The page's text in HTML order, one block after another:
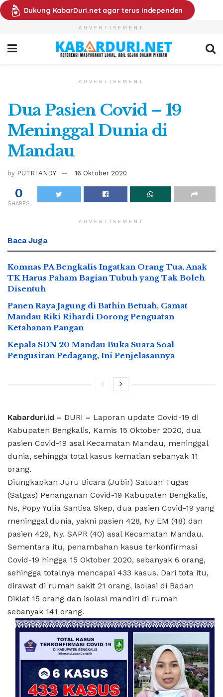
Dukung KabarDuri.net agar terus independen
ADVERTISEMENT
ADVERTISEMENT
Dua Pasien Covid – 19
Meninggal Dunia di
Mandau
by PUTRI ANDY 16 Oktober 2020
0
SHARES
ADVERTISEMENT
Baca Juga
Komnas PA Bengkalis Ingatkan Orang Tua, Anak
TK Harus Paham Bagian Tubuh yang Tak Boleh
Disentuh
Panen Raya Jagung di Bathin Betuah, Camat
Mandau Riki Rihardi Dorong Penguatan
Ketahanan Pangan
Kepala SDN 20 Mandau Buka Suara Soal
Pengusiran Pedagang, Ini Penjelasannya
Kabarduri.id – DURI – Laporan update Covid-19 di
Kabupaten Bengkalis, Kamis 15 Oktober 2020, dua
pasien Covid-19 asal Kecamatan Mandau, meninggal
dunia, sehingga total kasus kematian sebanyak 11
orang.
Diungkapkan Juru Bicara (Jubir) Satuan Tugas
(Satgas) Penanganan Covid-19 Kabupaten Bengkalis,
Ns, Popy Yulia Santisa Skep, dua pasien Covid-19 yang
meninggal dunia, yakni pasien 428, Ny EM (48) dan
pasien 429, Ny. SAPR (40) asal Kecamatan Mandau.
Sementara itu, penambahan kasus terkonfirmasi
Covid-19 hingga 15 Oktober 2020, sebanyak 6 orang,
sehingga totalnya mencapai 433 kasus. Dari tota itu,
dirawat di rumah sakit 21 orang, isolasi di Badan
Diklat 15 orang dan isolasi mandiri di rumah
sebanyak 141 orang.